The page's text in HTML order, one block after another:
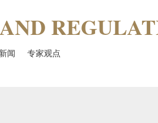
AND
闻 专家观点